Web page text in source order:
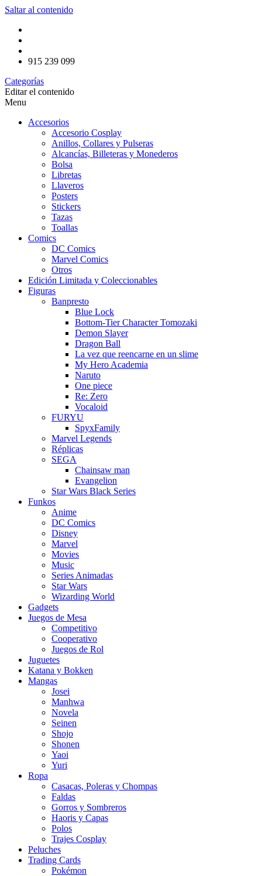
Saltar al contenido
915 239 099
Categorías
Editar el contenido
Menu
Accesorios
Accesorio Cosplay
Anillos, Collares y Pulseras
Alcancías, Billeteras y Monederos
Bolsa
Libretas
Llaveros
Posters
Stickers
Tazas
Toallas
Comics
DC Comics
Marvel Comics
Otros
Edición Limitada y Coleccionables
Figuras
Banpresto
Blue Lock
Bottom-Tier Character Tomozaki
Demon Slayer
Dragon Ball
La vez que reencarne en un slime
My Hero Academia
Naruto
One piece
Re: Zero
Vocaloid
FURYU
SpyxFamily
Marvel Legends
Réplicas
SEGA
Chainsaw man
Evangelion
Star Wars Black Series
Funkos
Anime
DC Comics
Disney
Marvel
Movies
Music
Series Animadas
Star Wars
Wizarding World
Gadgets
Juegos de Mesa
Competitivo
Cooperativo
Juegos de Rol
Juguetes
Katana y Bokken
Mangas
Josei
Manhwa
Novela
Seinen
Shojo
Shonen
Yaoi
Yuri
Ropa
Casacas, Poleras y Chompas
Faldas
Gorros y Sombreros
Haoris y Capas
Polos
Trajes Cosplay
Peluches
Trading Cards
Pokémon